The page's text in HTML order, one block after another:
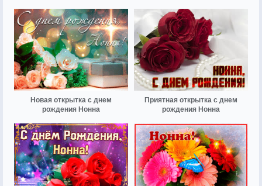
Новая открытка с днем
рождения Нонна
Приятная открытка с днем
рождения Нонна